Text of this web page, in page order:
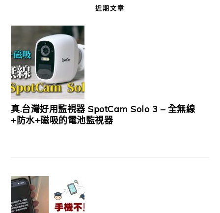
近期文章
真.台灣好用監視器 SpotCam Solo 3 – 全無線
+防水+磁吸的電池監視器